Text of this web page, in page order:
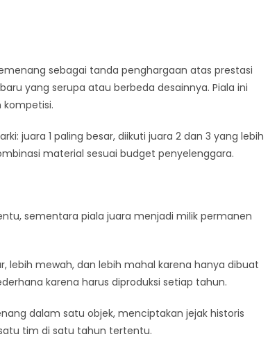
sebagai tanda penghargaan atas prestasi
yang serupa atau berbeda desainnya. Piala ini
juara 1 paling besar, diikuti juara 2 dan 3 yang lebih
material sesuai budget penyelenggara.
sementara piala juara menjadi milik permanen
lebih mewah, dan lebih mahal karena hanya dibuat
karena harus diproduksi setiap tahun.
dalam satu objek, menciptakan jejak historis
tim di satu tahun tertentu.